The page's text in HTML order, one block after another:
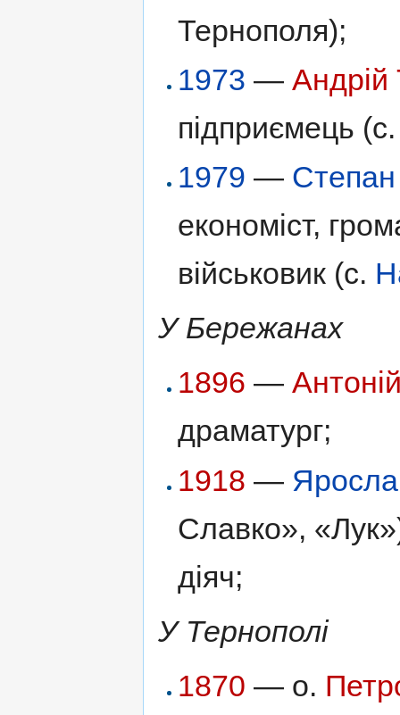
Тернополя);
1973 —Андрій
підприємець
1979 —
економіст,
військовик (с.
У Бережанах
1896 —
драматург;
1918 —
Славко»,
діяч;
У Тернополі
1870 — о.